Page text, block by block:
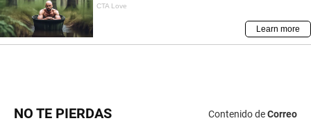
NO TE PIERDAS Contenido deCorreo